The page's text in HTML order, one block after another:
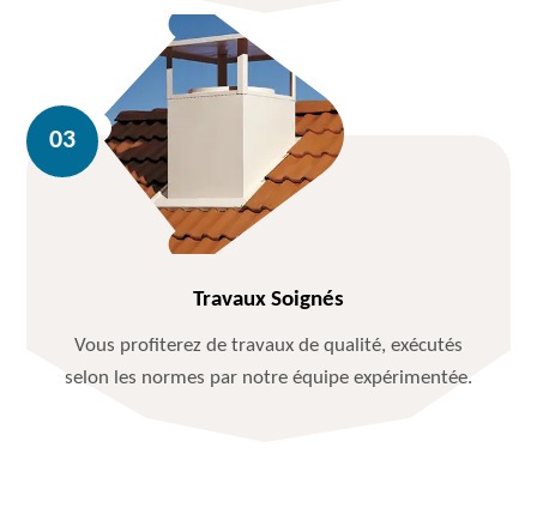
Travaux Soignés
Vous profiterez de travaux de qualité, exécutés
selon les normes par notre équipe expérimentée.